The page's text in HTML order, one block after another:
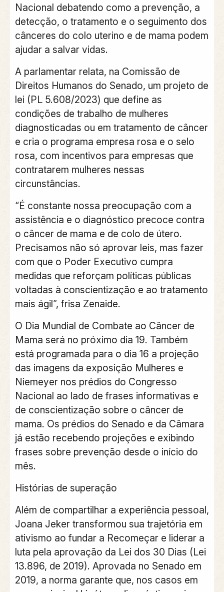
Nacional debatendo como a prevenção, a
detecção, o tratamento e o seguimento dos
cânceres do colo uterino e de mama podem
ajudar a salvar vidas.
A parlamentar relata, na Comissão de
Direitos Humanos do Senado, um projeto de
lei (PL 5.608/2023) que define as
condições de trabalho de mulheres
diagnosticadas ou em tratamento de câncer
e cria o programa empresa rosa e o selo
rosa, com incentivos para empresas que
contratarem mulheres nessas
circunstâncias.
“É constante nossa preocupação com a
assistência e o diagnóstico precoce contra
o câncer de mama e de colo de útero.
Precisamos não só aprovar leis, mas fazer
com que o Poder Executivo cumpra
medidas que reforçam políticas públicas
voltadas à conscientização e ao tratamento
mais ágil”, frisa Zenaide.
O Dia Mundial de Combate ao Câncer de
Mama será no próximo dia 19. Também
está programada para o dia 16 a projeção
das imagens da exposição Mulheres e
Niemeyer nos prédios do Congresso
Nacional ao lado de frases informativas e
de conscientização sobre o câncer de
mama. Os prédios do Senado e da Câmara
já estão recebendo projeções e exibindo
frases sobre prevenção desde o início do
mês.
Histórias de superação
Além de compartilhar a experiência pessoal,
Joana Jeker transformou sua trajetória em
ativismo ao fundar a Recomeçar e liderar a
luta pela aprovação da Lei dos 30 Dias (Lei
13.896, de 2019). Aprovada no Senado em
2019, a norma garante que, nos casos em